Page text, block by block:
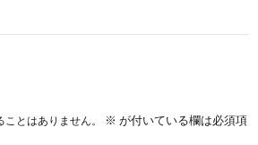
とはありません。 ※ が付いている欄は必須項